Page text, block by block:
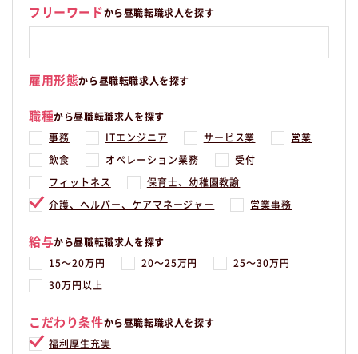
フリーワードから昼職転職求人を探す
雇用形態から昼職転職求人を探す
職種から昼職転職求人を探す
事務 ITエンジニア サービス業 営業
飲食 オペレーション業務 受付
フィットネス 保育士、幼稚園教諭
介護、ヘルパー、ケアマネージャー 営業事務
給与から昼職転職求人を探す
15〜20万円 20〜25万円 25〜30万円
30万円以上
こだわり条件から昼職転職求人を探す
福利厚生充実